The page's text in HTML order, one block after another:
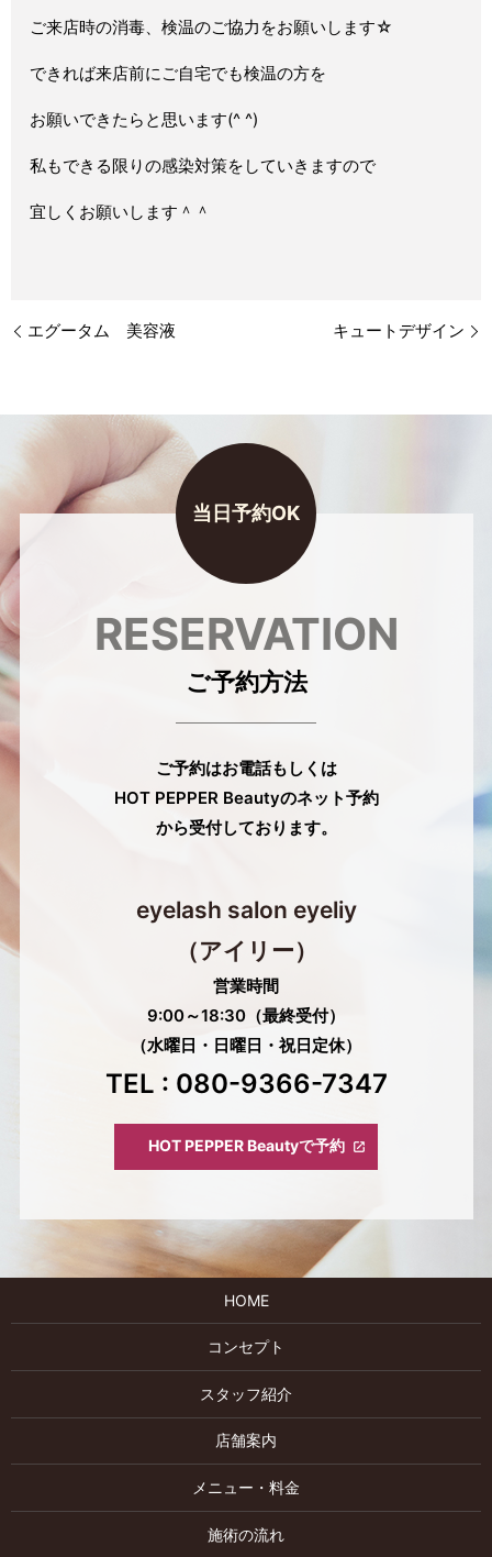
ご来店時の消毒、検温のご協力をお願いします☆
できれば来店前にご自宅でも検温の方を
お願いできたらと思います(^ ^)
私もできる限りの感染対策をしていきますので
宜しくお願いします＾＾
エグータム 美容液 キュートデザイン
RESERVATION
ご予約方法
ご予約はお電話もしくは
HOT PEPPER Beautyのネット予約
から受付しております。
eyelash salon eyeliy
（アイリー）
営業時間
9:00～18:30（最終受付）
（水曜日・日曜日・祝日定休）
TEL : 080-9366-7347
HOT PEPPER Beautyで予約
HOME
コンセプト
スタッフ紹介
店舗案内
メニュー・料金
施術の流れ